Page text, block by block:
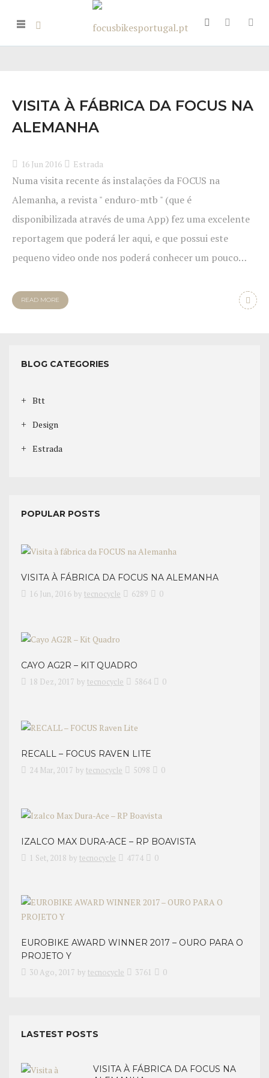
VISITA À FÁBRICA DA FOCUS NA
ALEMANHA
16 Jun 2016 Estrada
Numa visita recente ás instalações da FOCUS na
Alemanha, a revista " enduro-mtb " (que é
disponibilizada através de uma App) fez uma excelente
reportagem que poderá ler aqui, e que possui este
pequeno video onde nos poderá conhecer um pouco…
READ MORE
BLOG CATEGORIES
Btt
Design
Estrada
POPULAR POSTS
VISITA À FÁBRICA DA FOCUS NA ALEMANHA
16 Jun, 2016 by tecnocycle 6289 0
CAYO AG2R – KIT QUADRO
18 Dez, 2017 by tecnocycle 5864 0
RECALL – FOCUS RAVEN LITE
24 Mar, 2017 by tecnocycle 5098 0
IZALCO MAX DURA-ACE – RP BOAVISTA
1 Set, 2018 by tecnocycle 4774 0
EUROBIKE AWARD WINNER 2017 – OURO PARA O
PROJETO Y
30 Ago, 2017 by tecnocycle 3761 0
LASTEST POSTS
VISITA À FÁBRICA DA FOCUS NA